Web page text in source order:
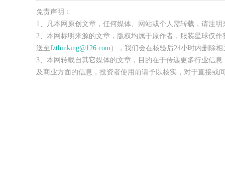
免责声明：
1、凡本网原创文章，任何媒体、网站或个人需转载，请注明
2、本网标明来源的文章，版权均属于原作者，服装星球仅
送至fzthinking@126.com），我们会在核验后24小时内删除
3、本网转载自其它媒体的文章，目的在于传递更多行业信
及商业方面的信息，投资者使用前请予以核实，对于直接或